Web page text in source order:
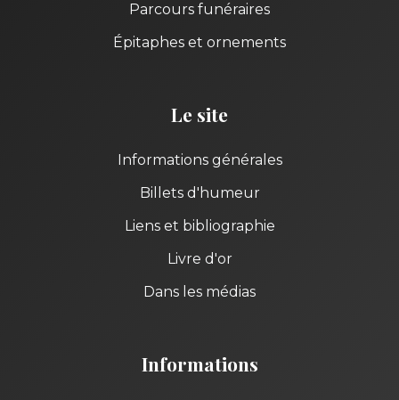
Parcours funéraires
Épitaphes et ornements
Le site
Informations générales
Billets d'humeur
Liens et bibliographie
Livre d'or
Dans les médias
Informations